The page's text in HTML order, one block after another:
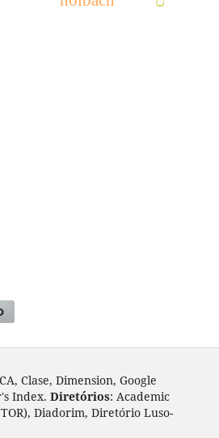
Clase, Dimension, Google
Index. Diretórios: Academic
Diadorim, Diretório Luso-
4 free, ROAD, Socol@ar.